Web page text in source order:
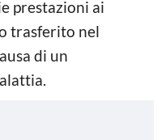
prestazioni ai
trasferito nel
di un